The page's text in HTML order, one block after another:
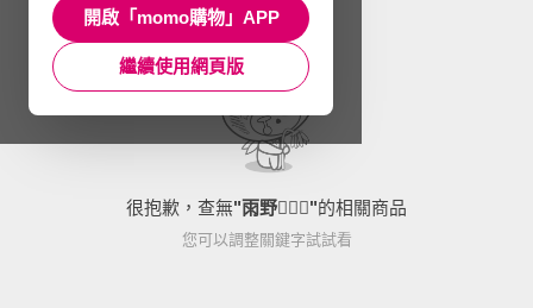
很抱歉，查無"雨野"的相關商品
您可以調整關鍵字試試看
開啟「momo購物」APP
繼續使用網頁版